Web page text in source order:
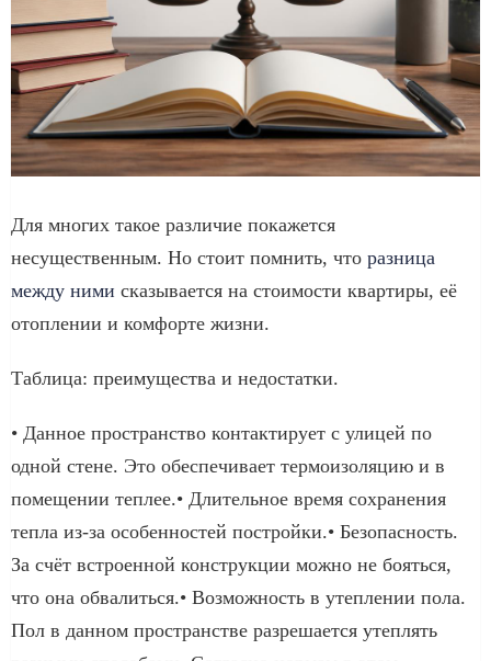
Для многих такое различие покажется
несущественным. Но стоит помнить, что разница
между ними сказывается на стоимости квартиры, её
отоплении и комфорте жизни.
Таблица: преимущества и недостатки.
• Данное пространство контактирует с улицей по
одной стене. Это обеспечивает термоизоляцию и в
помещении теплее.• Длительное время сохранения
тепла из-за особенностей постройки.• Безопасность.
За счёт встроенной конструкции можно не бояться,
что она обвалиться.• Возможность в утеплении пола.
Пол в данном пространстве разрешается утеплять